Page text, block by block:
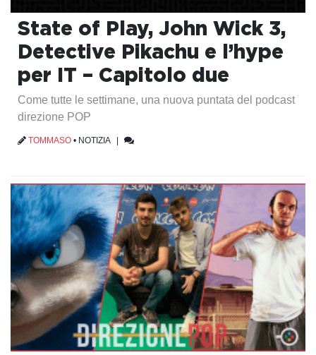
State of Play, John Wick 3,
Detective Pikachu e l’hype
per IT – Capitolo due
Come tutte le settimane, una nuova puntata del podcast
direzione POP
TOMMASO • NOTIZIA|